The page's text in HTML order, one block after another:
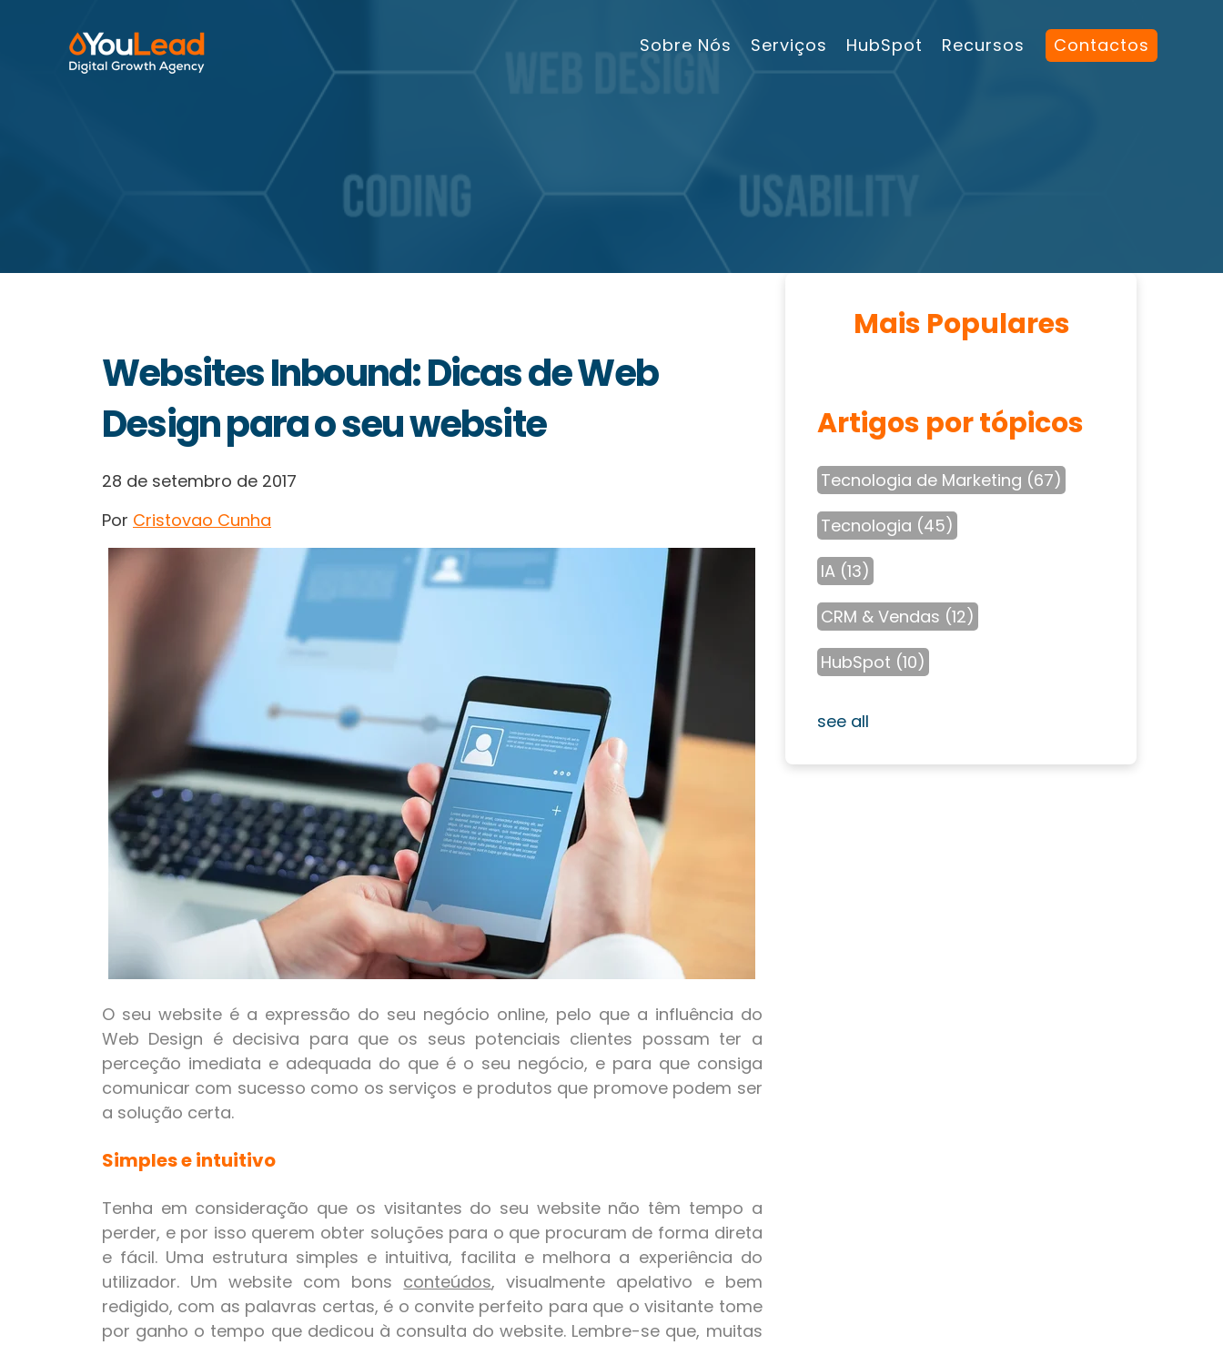
Sobre Nós Serviços HubSpot Recursos Contactos
Websites Inbound: Dicas de Web
Design para o seu website
28 de setembro de 2017
Por Cristovao Cunha
O seu website é a expressão do seu negócio online, pelo que a influência do
Web Design é decisiva para que os seus potenciais clientes possam ter a
perceção imediata e adequada do que é o seu negócio, e para que consiga
comunicar com sucesso como os serviços e produtos que promove podem ser
a solução certa.
Simples e intuitivo
Tenha em consideração que os visitantes do seu website não têm tempo a
perder, e por isso querem obter soluções para o que procuram de forma direta
e fácil. Uma estrutura simples e intuitiva, facilita e melhora a experiência do
utilizador. Um website com bons conteúdos, visualmente apelativo e bem
redigido, com as palavras certas, é o convite perfeito para que o visitante tome
por ganho o tempo que dedicou à consulta do website. Lembre-se que, muitas
Mais Populares
Artigos por tópicos
Tecnologia de Marketing (67)
Tecnologia (45)
IA (13)
CRM & Vendas (12)
HubSpot (10)
see all